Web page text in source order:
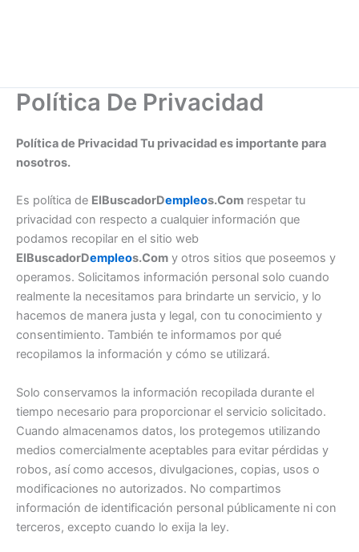
Política De Privacidad
Política de Privacidad Tu privacidad es importante para
nosotros.
Es política de ElBuscadorDempleos.Com respetar tu
privacidad con respecto a cualquier información que
podamos recopilar en el sitio web
ElBuscadorDempleos.Com y otros sitios que poseemos y
operamos. Solicitamos información personal solo cuando
realmente la necesitamos para brindarte un servicio, y lo
hacemos de manera justa y legal, con tu conocimiento y
consentimiento. También te informamos por qué
recopilamos la información y cómo se utilizará.
Solo conservamos la información recopilada durante el
tiempo necesario para proporcionar el servicio solicitado.
Cuando almacenamos datos, los protegemos utilizando
medios comercialmente aceptables para evitar pérdidas y
robos, así como accesos, divulgaciones, copias, usos o
modificaciones no autorizados. No compartimos
información de identificación personal públicamente ni con
terceros, excepto cuando lo exija la ley.